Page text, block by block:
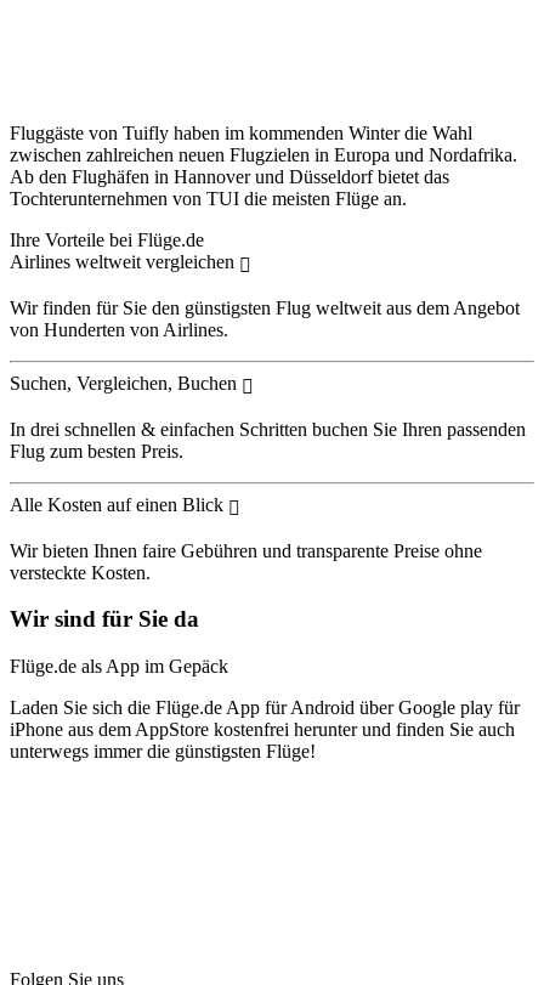
Fluggäste von Tuifly haben im kommenden Winter die Wahl
zwischen zahlreichen neuen Flugzielen in Europa und Nordafrika.
Ab den Flughäfen in Hannover und Düsseldorf bietet das
Tochterunternehmen von TUI die meisten Flüge an.
Ihre Vorteile bei Flüge.de
Airlines weltweit vergleichen
Wir finden für Sie den günstigsten Flug weltweit aus dem Angebot
von Hunderten von Airlines.
Suchen, Vergleichen, Buchen
In drei schnellen & einfachen Schritten buchen Sie Ihren passenden
Flug zum besten Preis.
Alle Kosten auf einen Blick
Wir bieten Ihnen faire Gebühren und transparente Preise ohne
versteckte Kosten.
Wir sind für Sie da
Flüge.de als App im Gepäck
Laden Sie sich die Flüge.de App für Android über Google play für
iPhone aus dem AppStore kostenfrei herunter und finden Sie auch
unterwegs immer die günstigsten Flüge!
Folgen Sie uns